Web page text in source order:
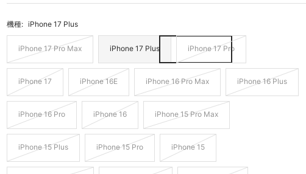
ル
価
機種: iPhone 17 Plus
iPhone 17 Pro Max iPhone 17 Plus iPhone 17 Pro
iPhone 17 iPhone 16E iPhone 16 Pro Max iPhone 16 Plus
iPhone 16 Pro iPhone 16 iPhone 15 Pro Max
iPhone 15 Plus iPhone 15 Pro iPhone 15